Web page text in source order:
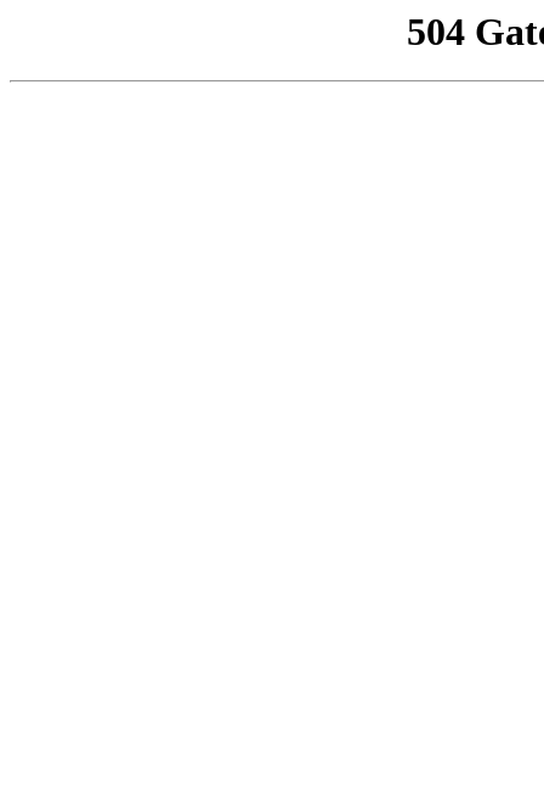
504